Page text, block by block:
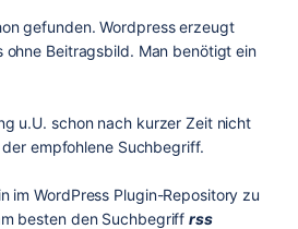
gefunden. Wordpress erzeugt
ohne Beitragsbild. Man benötigt ein
u.U. schon nach kurzer Zeit nicht
empfohlene Suchbegriff.
im WordPress Plugin-Repository zu
besten den Suchbegriffrss